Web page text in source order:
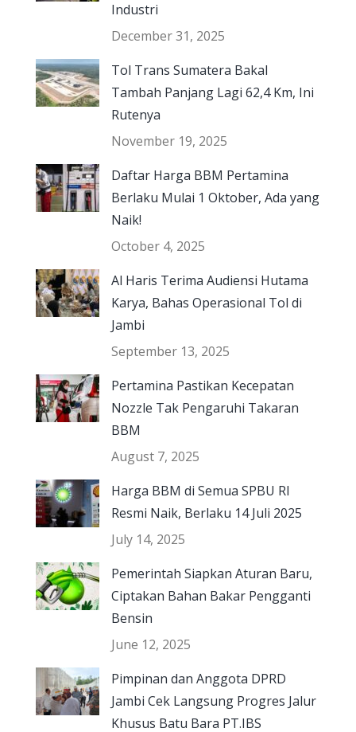
Industri
December 31, 2025
Tol Trans Sumatera Bakal
Tambah Panjang Lagi 62,4 Km, Ini
Rutenya
November 19, 2025
Daftar Harga BBM Pertamina
Berlaku Mulai 1 Oktober, Ada yang
Naik!
October 4, 2025
Al Haris Terima Audiensi Hutama
Karya, Bahas Operasional Tol di
Jambi
September 13, 2025
Pertamina Pastikan Kecepatan
Nozzle Tak Pengaruhi Takaran
BBM
August 7, 2025
Harga BBM di Semua SPBU RI
Resmi Naik, Berlaku 14 Juli 2025
July 14, 2025
Pemerintah Siapkan Aturan Baru,
Ciptakan Bahan Bakar Pengganti
Bensin
June 12, 2025
Pimpinan dan Anggota DPRD
Jambi Cek Langsung Progres Jalur
Khusus Batu Bara PT.IBS